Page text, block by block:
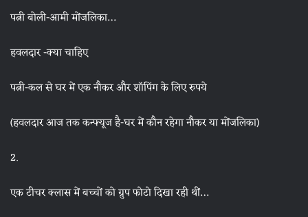
पत्नी बोली-आमी मोंजलिका…
हवलदार -क्या चाहिए
पत्नी-कल से घर में एक नौकर और शॉपिंग के लिए रुपये
(हवलदार आज तक कन्फ्यूज है-घर में कौन रहेगा नौकर या मोंजलिका)
2.
एक टीचर क्लास में बच्चों को ग्रुप फोटो दिखा रही थीं…